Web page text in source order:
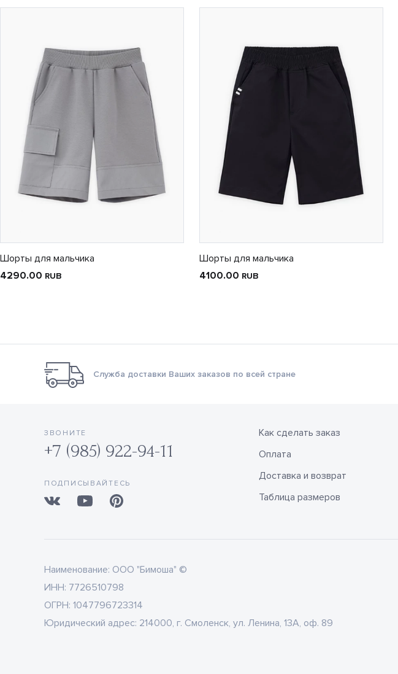
Шорты для мальчика
4290.00 RUB
Шорты для мальчика
4100.00 RUB
Служба доставки Ваших заказов по всей стране
ЗВОНИТЕ
+7 (985) 922-94-11
ПОДПИСЫВАЙТЕСЬ
Как сделать заказ
Оплата
Доставка и возврат
Таблица размеров
Наименование: ООО "Бимоша" ©
ИНН: 7726510798
ОГРН: 1047796723314
Юридический адрес: 214000, г. Смоленск, ул. Ленина, 13А, оф. 89